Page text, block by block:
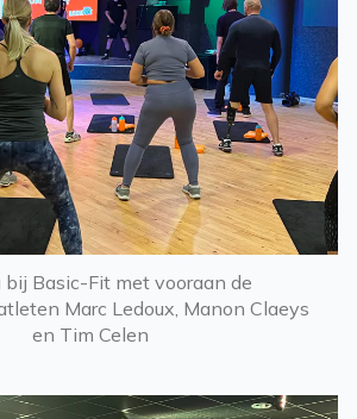
bij Basic-Fit met vooraan de
Marc Ledoux, Manon Claeys
en Tim Celen